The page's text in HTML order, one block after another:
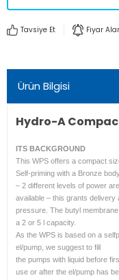
Tavsiye Et Fiyar
Ürün Bilgisi
Hydro-A
ITS BACKGROUND
This WPS offers a compact
Self-priming with a Bronze
– 2 different levels of power are
available – this grants delivery
pressure. The butyl
a 2 or 5 l capacity.
As the WPS is based on a
el/pump, we suggest to fill
the pumps with liquid before
use or after the el/pump has